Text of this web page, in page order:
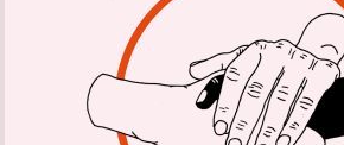
bauen.